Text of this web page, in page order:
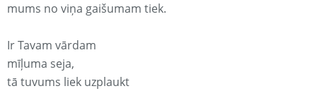
mums no viņa gaišumam tiek.
Ir Tavam vārdam
mīļuma seja,
tā tuvums liek uzplaukt